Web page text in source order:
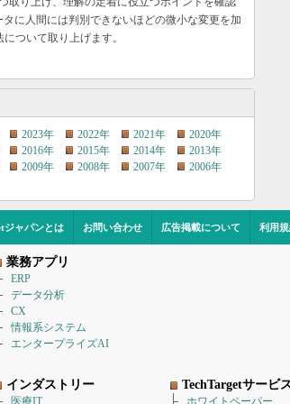
に人間には判別できないほどの微小な変更を加
ついて取り上げます。
2023年 2022年 2021年
2020年
2016年 2015年 2014年
2013年
2009年 2008年 2007年
2006年
ジャパンとは お問い合わせ 広告掲載について 利用
業務アプリ
ERP
データ分析
CX
情報系システム
エンタープライズAI
インダストリー
医療IT
TechTargetサービ
ホワイトペーパー